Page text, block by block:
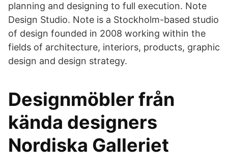
planning and designing to full execution. Note
Design Studio. Note is a Stockholm-based studio
of design founded in 2008 working within the
fields of architecture, interiors, products, graphic
design and design strategy.
Designmöbler från
kända designers
Nordiska Galleriet